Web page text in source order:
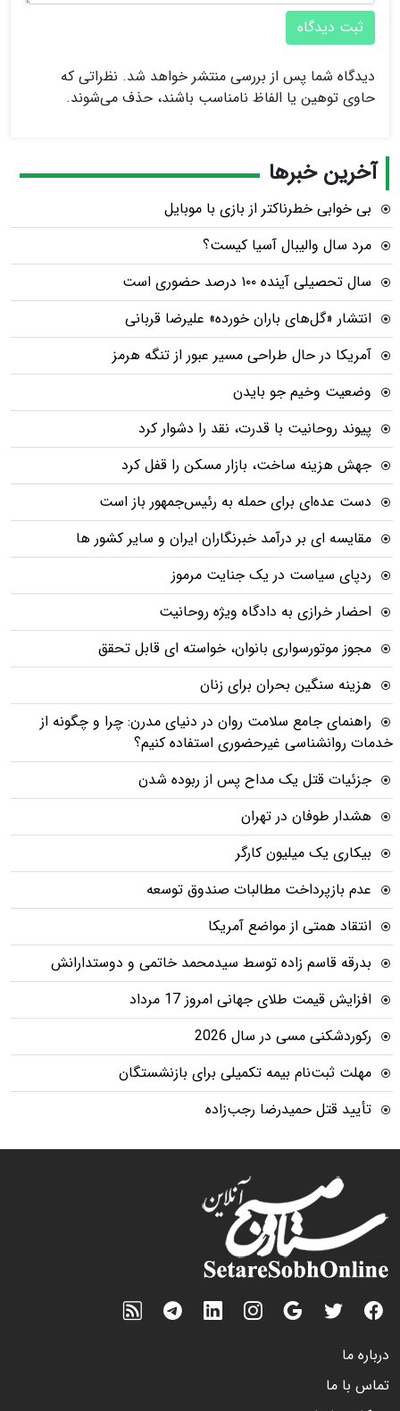
ثبت دیدگاه
دیدگاه شما پس از بررسی منتشر خواهد شد. نظراتی که
حاوی توهین یا الفاظ نامناسب باشند، حذف می‌شوند.
آخرین خبرها
بی خوابی خطرناکتر از بازی با موبایل
مرد سال والیبال آسیا کیست؟
سال تحصیلی آینده ۱۰۰ درصد حضوری است
انتشار «گل‌های باران خورده» علیرضا قربانی
آمریکا در حال طراحی مسیر عبور از تنگه هرمز
وضعیت وخیم جو بایدن
پیوند روحانیت با قدرت، نقد را دشوار کرد
جهش هزینه ساخت، بازار مسکن را قفل کرد
دست عده‌ای برای حمله به رئیس‌جمهور باز است
مقایسه ای بر درآمد خبرنگاران ایران و سایر کشور ها
ردپای سیاست در یک جنایت مرموز
احضار خرازی به دادگاه ویژه روحانیت
مجوز موتورسواری بانوان، خواسته ای قابل تحقق
هزینه سنگین بحران برای زنان
راهنمای جامع سلامت روان در دنیای مدرن: چرا و چگونه از
خدمات روانشناسی غیرحضوری استفاده کنیم؟
جزئیات قتل یک مداح پس از ربوده شدن
هشدار طوفان در تهران
بیکاری یک میلیون کارگر
عدم بازپرداخت مطالبات صندوق توسعه
انتقاد همتی از مواضع آمریکا
بدرقه قاسم زاده توسط سیدمحمد خاتمی و دوستدارانش
افزایش قیمت طلای جهانی امروز 17 مرداد
رکوردشکنی مسی در سال 2026
مهلت ثبت‌نام بیمه تکمیلی برای بازنشستگان
تأیید قتل حمیدرضا رجب‌زاده
درباره ما
تماس با ما